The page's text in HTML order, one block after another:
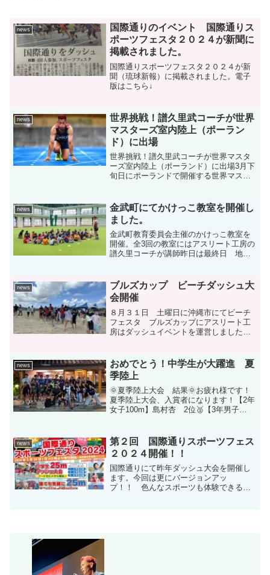
news
国際通りのイベント 国際通りス
ポーツフェスタ２０２４が新聞に
掲載されました。
国際通りスポーツフェスタ２０２４が新
聞（琉球新報）に掲載されました。電子
版はこちら↓
news
世界挑戦！譜久里武コーチが世界
マスターズ室内陸上（ポーラン
ド）に出場
世界挑戦！譜久里武コーチが世界マスタ
ーズ室内陸上（ポーランド）に出場3月下
旬日にポーランドで開催する世界マスタ
今回はチーム譜久里として世界一を目指
しております。同じマス...
news
金武町にてかけっこ教室を開催し
ました。
金武町教育委員会主催のかけっこ教室を
開催。全3回の教室にはアスリート工房の
譜久里コーチが講師昨日は最終日 地元
news
ブルズカップ ビーチダッシュ大
会開催
８月３１日 土曜日に沖縄市にてビーチ
フェスタ ブルズカップにアスリート工
房はダッシュイベントを運営しました。
楽しくダッシュできました。
news
おめでとう！中学生が大躍進 夏
季陸上
🌞夏季陸上大会 結果🌞お疲れ様です！
夏季陸上大会、入賞者になります！【2年
女子100m】島村杏 2位🥈【3年男子
【共通男子400m】田中晴之亮 2位🥈
【リレー種目...
news
第２回 国際通りスポーツフェス
２０２４開催！！
国際通りにて昨年ダッシュ大会を開催し
ます。今回は更にバージョンアッ
プ！！ 色んなスポーツも体験できるよ